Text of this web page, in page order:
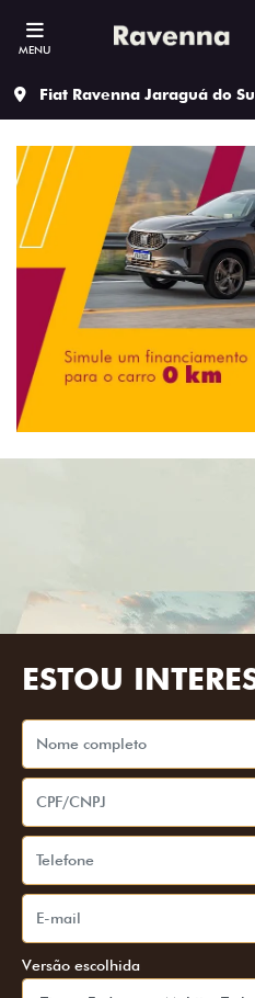
MENU
Fiat Ravenna Jaraguá do
ESTOU
Versão escolhida